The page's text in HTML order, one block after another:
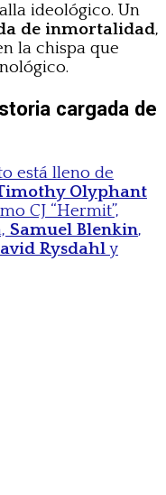
ideológico. Un
de inmortalidad,
la chispa que
cargada de
está lleno de
Olyphant
CJ “Hermit”,
Samuel Blenkin,
Rysdahly